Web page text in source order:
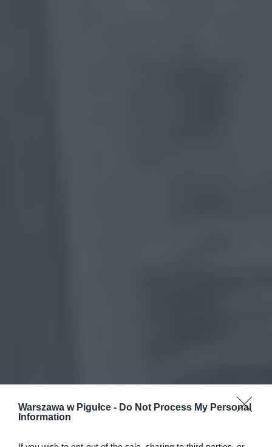
Warszawa w Pigułce - Do Not Process My Personal
Information